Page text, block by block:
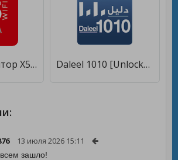
Терморегулятор X5 Daewoo Enertec [Unlocked] Daleel 1010 [Unlocked]
13 июля 2026 15:11
зашло!